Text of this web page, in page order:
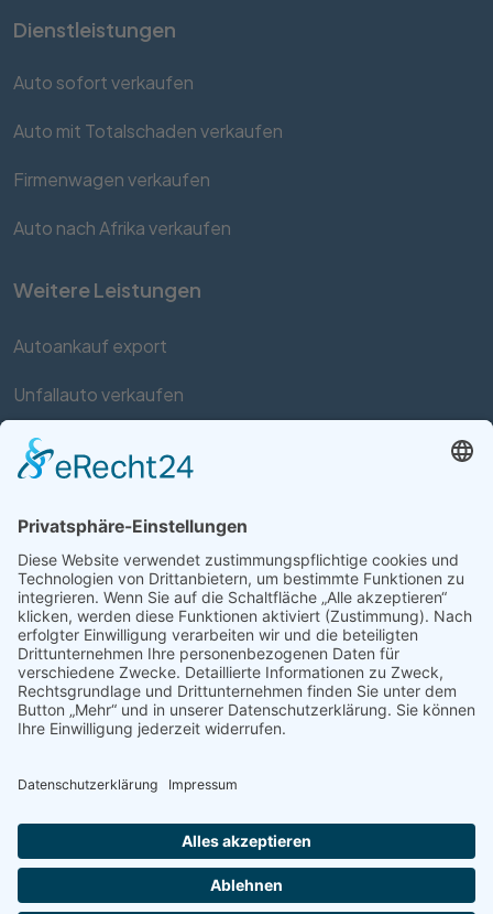
Dienstleistungen
Auto sofort verkaufen
Auto mit Totalschaden verkaufen
Firmenwagen verkaufen
Auto nach Afrika verkaufen
Weitere Leistungen
Autoankauf export
Unfallauto verkaufen
Auto mit Motorschaden verkaufen
Support
Kontakt FAQ
Connect social
Datenschutz Impressum AGB Händler
AGB Verbraucher
Über uns